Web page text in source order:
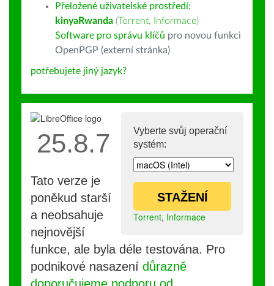
Přeložené uživatelské prostředí:
kinyaRwanda (Torrent, Informace)
Software pro správu klíčů pro novou funkci
OpenPGP (externí stránka)
potřebujete jiný jazyk?
Vyberte svůj operační
systém:
STAŽENÍ
Torrent, Informace
25.8.7
Tato verze je
poněkud starší
a neobsahuje
nejnovější
funkce, ale byla déle testována. Pro
podnikové nasazení důrazně